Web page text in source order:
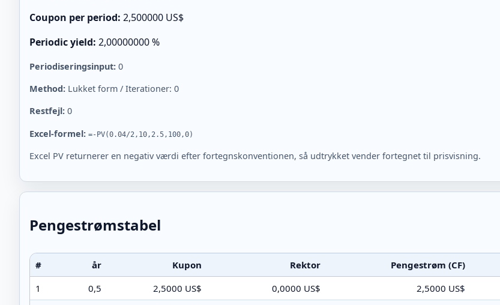
Coupon per period: 2,500000 US$
Periodic yield: 2,00000000 %
Periodiseringsinput: 0
Method: Lukket form / Iterationer: 0
Restfejl: 0
Excel-formel: =-PV(0.04/2,10,2.5,100,0)
Excel PV returnerer en negativ værdi efter fortegnskonventionen, så udtrykket vender fortegnet til prisvisning.
Pengestrømstabel
# år Kupon Rektor Pengestrøm (CF)
1
0,5 2,5000 US$ 0,0000 US$ 2,5000 US$